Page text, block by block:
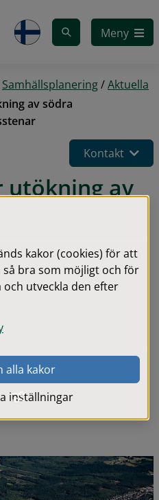
Meny
Samhällsplanering/Aktuella
av södra
Kontakt
utökning av
i
kakor (cookies) för att
bra som möjligt och för
utveckla den efter
alla kakor
inställningar